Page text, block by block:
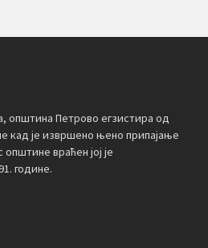
општина Петрово егзистира од
кад је извршено њено припајање
враћен јој је
године.